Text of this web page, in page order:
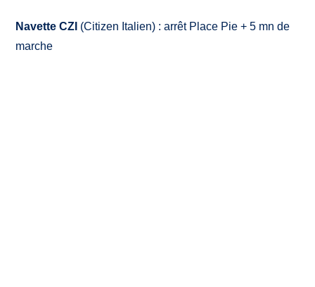
Navette CZI (Citizen Italien) : arrêt Place Pie + 5 mn de
marche